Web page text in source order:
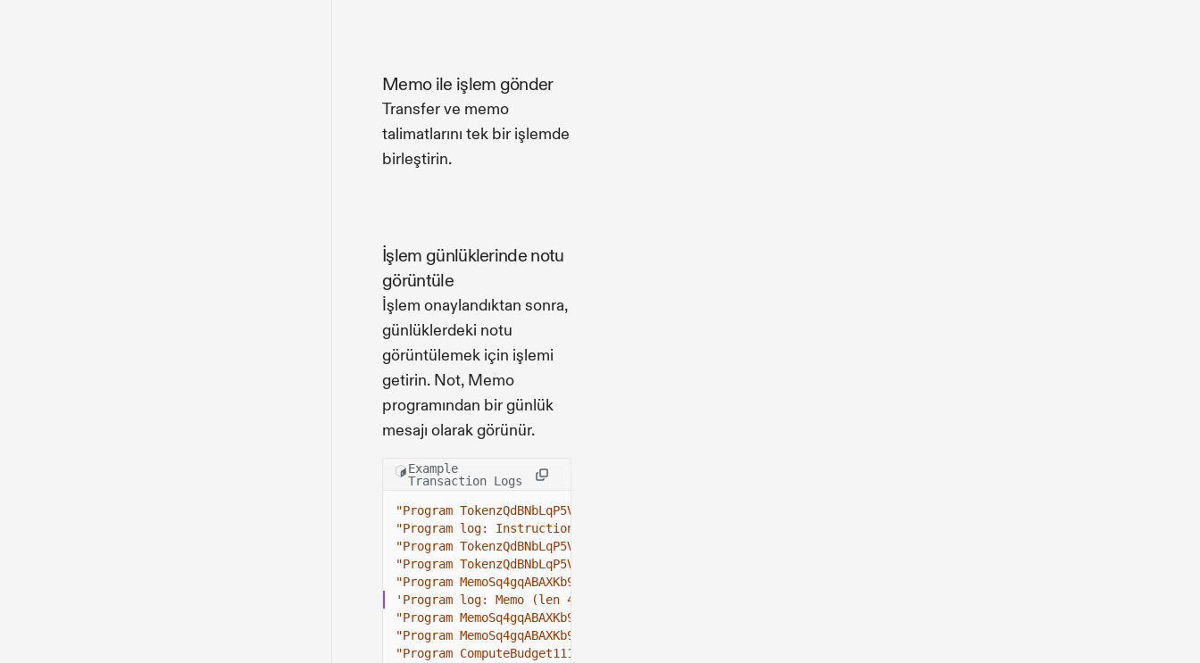
Memo ile işlem gönder
Transfer ve memo
talimatlarını tek bir işlemde
birleştirin.
İşlem günlüklerinde notu
görüntüle
İşlem onaylandıktan sonra,
günlüklerdeki notu
görüntülemek için işlemi
getirin. Not, Memo
programından bir günlük
mesajı olarak görünür.
Example
Transaction Logs
"Program TokenzQdBNbLqP5VEhdkAS6EPFLC1PHnBqCXEpPxuEb invoke [1]",
"Program log: Instruction: Transfer",
"Program TokenzQdBNbLqP5VEhdkAS6EPFLC1PHnBqCXEpPxuEb consumed 1682 of 200000 compute units",
"Program TokenzQdBNbLqP5VEhdkAS6EPFLC1PHnBqCXEpPxuEb success",
"Program MemoSq4gqABAXKb96qnH8TysNcWxMyWCqXgDLGmfcHr invoke [1]",
'Program log: Memo (len 46): "Payment for services rendered - Invoice #12345"',
"Program MemoSq4gqABAXKb96qnH8TysNcWxMyWCqXgDLGmfcHr consumed 18097 of 198318 compute units",
"Program MemoSq4gqABAXKb96qnH8TysNcWxMyWCqXgDLGmfcHr success",
"Program ComputeBudget111111111111111111111111111111 invoke [1]",